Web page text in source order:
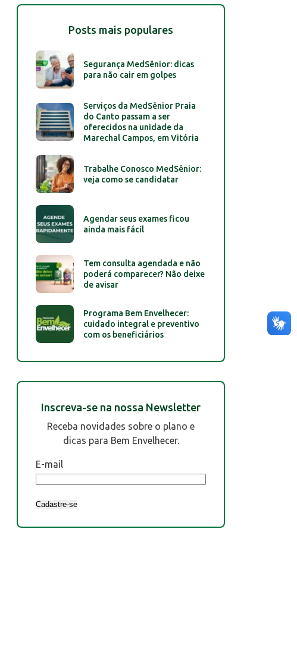
Posts mais populares
Segurança MedSênior: dicas
para não cair em golpes
Serviços da MedSênior Praia
do Canto passam a ser
oferecidos na unidade da
Marechal Campos, em Vitória
Trabalhe Conosco MedSênior:
veja como se candidatar
Agendar seus exames ficou
ainda mais fácil
Tem consulta agendada e não
poderá comparecer? Não deixe
de avisar
Programa Bem Envelhecer:
cuidado integral e preventivo
com os beneficiários
Inscreva-se na nossa Newsletter
Receba novidades sobre o plano e
dicas para Bem Envelhecer.
E-mail
Cadastre-se